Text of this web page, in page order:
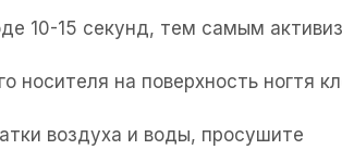
10-15 секунд, тем самым
носителя на поверхность ногтя
воздуха и воды, просушите